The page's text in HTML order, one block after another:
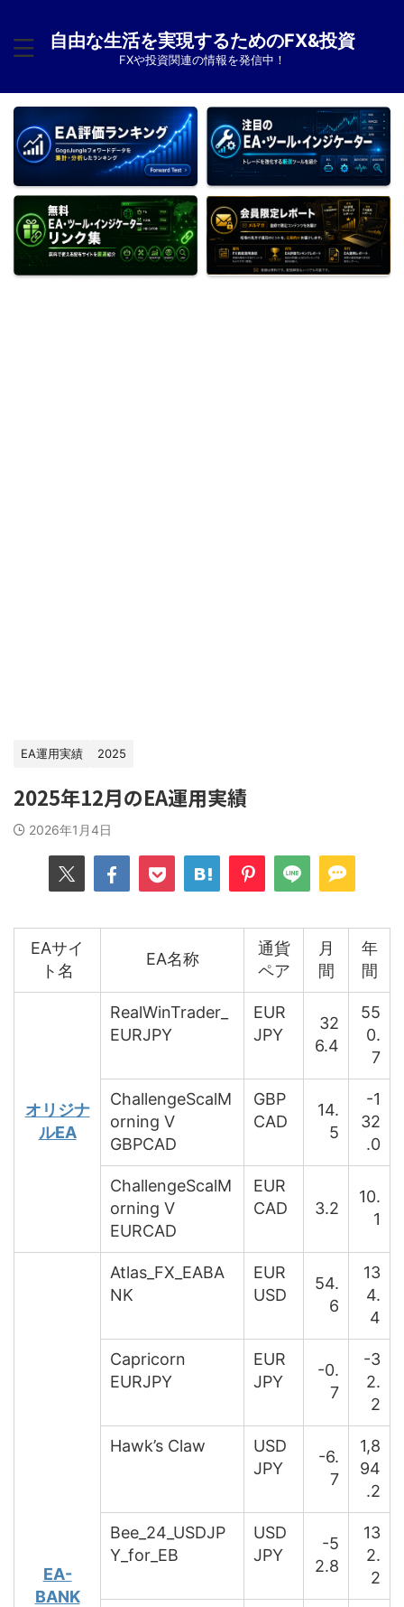
自由な生活を実現するためのFX&投資
FXや投資関連の情報を発信中！
EA運用実績 2025
2025年12月のEA運用実績
2026年1月4日
EAサイ
ト名
EA名称
通貨
ペア
月
間
年
間
オリジナ
ルEA
RealWinTrader_
EURJPY
EUR
JPY
32
6.4
55
0.
7
ChallengeScalM
orning V
GBPCAD
GBP
CAD
14.
5
-1
32
.0
ChallengeScalM
orning V
EURCAD
EUR
CAD
3.2
10.
1
EA-
BANK
Atlas_FX_EABA
NK
EUR
USD
54.
6
13
4.
4
Capricorn
EURJPY
EUR
JPY
-0.
7
-3
2.
2
Hawk’s Claw
USD
JPY
-6.
7
1,8
94
.2
Bee_24_USDJP
Y_for_EB
USD
JPY
-5
2.8
13
2.
2